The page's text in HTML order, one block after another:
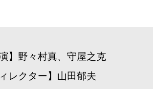
演】野々村真、守屋之克
ィレクター】山田郁夫